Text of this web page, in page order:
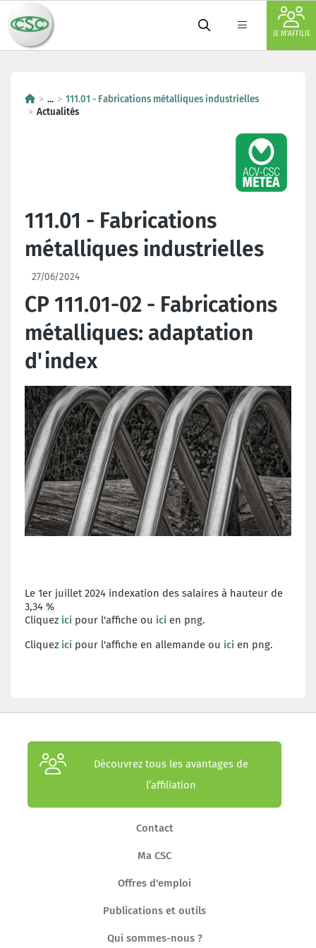
JE M'AFFILIE
...
111.01 - Fabrications métalliques industrielles
Actualités
111.01 - Fabrications
métalliques industrielles
27/06/2024
CP 111.01-02 - Fabrications
métalliques: adaptation
d'index
Le 1er juillet 2024 indexation des salaires à hauteur de
3,34 %
Cliquez ici pour l'affiche ou ici en png.
Cliquez ici pour l'affiche en allemande ou ici en png.
Découvrez tous les avantages de
l’affiliation
Contact
Ma CSC
Offres d'emploi
Publications et outils
Qui sommes-nous ?